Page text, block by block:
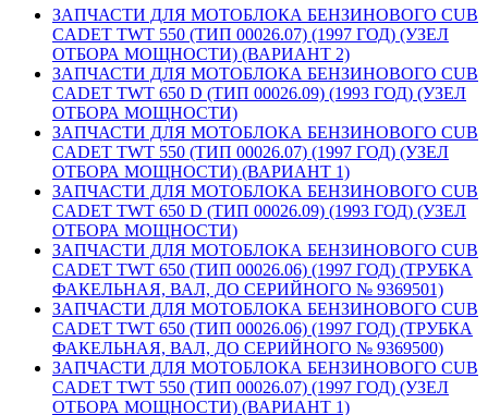
ЗАПЧАСТИ ДЛЯ МОТОБЛОКА БЕНЗИНОВОГО CUB
CADET TWT 550 (ТИП 00026.07) (1997 ГОД) (УЗЕЛ
ОТБОРА МОЩНОСТИ) (ВАРИАНТ 2)
ЗАПЧАСТИ ДЛЯ МОТОБЛОКА БЕНЗИНОВОГО CUB
CADET TWT 650 D (ТИП 00026.09) (1993 ГОД) (УЗЕЛ
ОТБОРА МОЩНОСТИ)
ЗАПЧАСТИ ДЛЯ МОТОБЛОКА БЕНЗИНОВОГО CUB
CADET TWT 550 (ТИП 00026.07) (1997 ГОД) (УЗЕЛ
ОТБОРА МОЩНОСТИ) (ВАРИАНТ 1)
ЗАПЧАСТИ ДЛЯ МОТОБЛОКА БЕНЗИНОВОГО CUB
CADET TWT 650 D (ТИП 00026.09) (1993 ГОД) (УЗЕЛ
ОТБОРА МОЩНОСТИ)
ЗАПЧАСТИ ДЛЯ МОТОБЛОКА БЕНЗИНОВОГО CUB
CADET TWT 650 (ТИП 00026.06) (1997 ГОД) (ТРУБКА
ФАКЕЛЬНАЯ, ВАЛ, ДО СЕРИЙНОГО № 9369501)
ЗАПЧАСТИ ДЛЯ МОТОБЛОКА БЕНЗИНОВОГО CUB
CADET TWT 650 (ТИП 00026.06) (1997 ГОД) (ТРУБКА
ФАКЕЛЬНАЯ, ВАЛ, ДО СЕРИЙНОГО № 9369500)
ЗАПЧАСТИ ДЛЯ МОТОБЛОКА БЕНЗИНОВОГО CUB
CADET TWT 550 (ТИП 00026.07) (1997 ГОД) (УЗЕЛ
ОТБОРА МОЩНОСТИ) (ВАРИАНТ 1)